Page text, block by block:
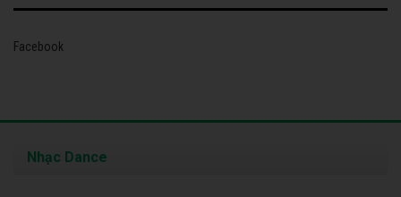
Facebook
Nhạc Dance